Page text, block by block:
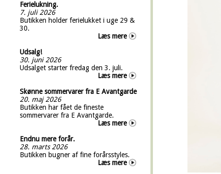
Ferielukning.
7. juli 2026
Butikken holder ferielukket i uge 29 &
30.
Læs mere
Udsalg!
30. juni 2026
Udsalget starter fredag den 3. juli.
Læs mere
Skønne sommervarer fra E Avantgarde
20. maj 2026
Butikken har fået de fineste
sommervarer fra E Avantgarde.
Læs mere
Endnu mere forår.
28. marts 2026
Butikken bugner af fine forårsstyles.
Læs mere